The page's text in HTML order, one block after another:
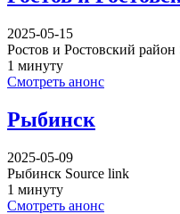
2025-05-15
Ростов и Ростовский район
1 минуту
Смотреть анонс
Рыбинск
2025-05-09
Рыбинск Source link
1 минуту
Смотреть анонс